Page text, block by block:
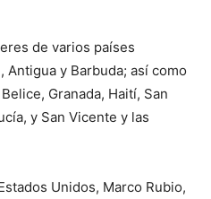
de varios países
y Barbuda; así como
Granada, Haití, San
y San Vicente y las
Unidos, Marco Rubio,